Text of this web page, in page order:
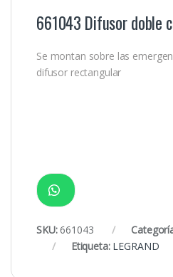
661043 Difusor doble
Se montan sobre las
difusor rectangular
SKU: 661043
Etiqueta: LEGRAND